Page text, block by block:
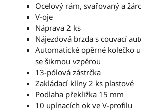
Ocelový rám, svařovaný a
V-oje
Náprava 2 ks
Nájezdová brzda s couvací
Automatické opěrné kolečko
se šikmou vzpěrou
13-pólová zástrčka
Zakládací klíny 2 ks plastové
Podlaha překližka 15 mm
10 upínacích ok ve V-profilu